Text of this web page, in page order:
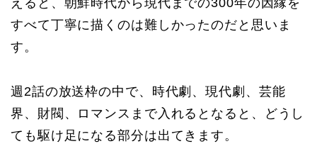
えると、朝鮮時代から現代までの300年の因縁を
すべて丁寧に描くのは難しかったのだと思いま
す。
週2話の放送枠の中で、時代劇、現代劇、芸能
界、財閥、ロマンスまで入れるとなると、どうし
ても駆け足になる部分は出てきます。